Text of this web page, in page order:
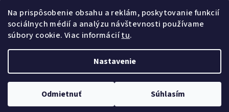
📧
Zľavový kód vám po registrácii príde
e-mailom.
Ak e-mail nevidíte, skontrolujte ajSpam,
Reklamy alebo Nevyžiadanú poštu.
🎁 CHCEM ZÍSKAŤ 7 % ZĽAVU
Na prispôsobenie obsahu a reklám, poskytovanie funkcií
sociálnych médií a analýzu návštevnosti používame
súbory cookie. Viac informáciítu.
Nastavenie
Odmietnuť Súhlasím
Čo je naozaj nevyhnutné zbaliť do
pôrodnice (a čo môže pokojne počkať)
nastavenie cookies
Vytvoril Shoptet